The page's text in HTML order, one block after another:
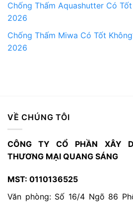
Chống Thấm Aquashutter Có
2026
Chống Thấm Miwa Có Tốt
2026
VỀ CHÚNG TÔI
CÔNG TY CỔ PHẦN XÂY
THƯƠNG MẠI QUANG SÁNG
MST: 0110136525
Văn phòng: Số 16/4 Ngõ 86